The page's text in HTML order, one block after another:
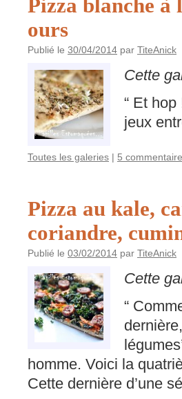
Pizza blanche à
ours
Publié le 30/04/2014 par TiteAnick
Cette
“ Et
jeux
Toutes les galeries | 5
Pizza au kale,
coriandre,
Publié le 03/02/2014 par TiteAnick
Cette
“
homme. Voici la
Cette dernière d’une